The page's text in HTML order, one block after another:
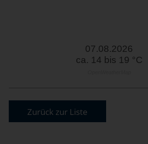
07.08.2026
ca. 14 bis 19 °C
Zurück zur Liste